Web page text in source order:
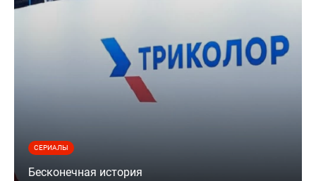
СЕРИАЛЫ
Бесконечная история